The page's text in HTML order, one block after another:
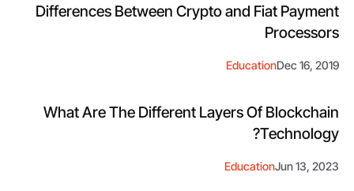
Differences Between Crypto and Fiat Payment
Processors
Dec 16, 2019
Education
What Are The Different Layers Of Blockchain
Technology?
Jun 13, 2023
Education